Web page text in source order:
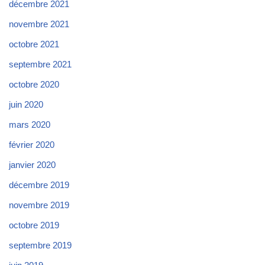
décembre 2021
novembre 2021
octobre 2021
septembre 2021
octobre 2020
juin 2020
mars 2020
février 2020
janvier 2020
décembre 2019
novembre 2019
octobre 2019
septembre 2019